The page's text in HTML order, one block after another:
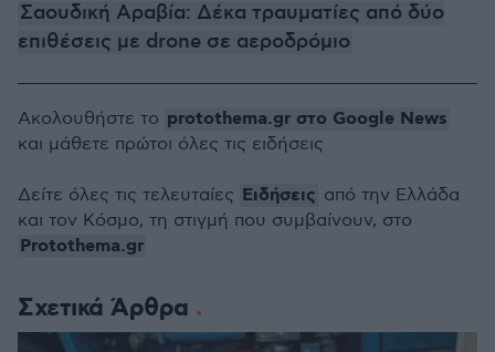
Σαουδική Αραβία: Δέκα τραυματίες από δύο
επιθέσεις με drone σε αεροδρόμιο
Σχετικά Άρθρα
Ακολουθήστε το protothema.gr στο Google News
και μάθετε πρώτοι όλες τις ειδήσεις
Δείτε όλες τις τελευταίες Ειδήσεις από την Ελλάδα
και τον Κόσμο, τη στιγμή που συμβαίνουν, στο
Protothema.gr